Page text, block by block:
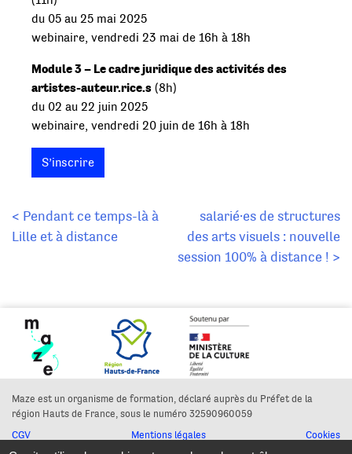
du 05 au 25 mai 2025
webinaire, vendredi 23 mai de 16h à 18h
Module 3 – Le cadre juridique des activités des
artistes-auteur.rice.s (8h)
du 02 au 22 juin 2025
webinaire, vendredi 20 juin de 16h à 18h
S’inscrire
Navigation
de
< Pendant ce temps-là à
Lille et à distance
salarié·es de structures
des arts visuels : nouvelle
session 100% à distance ! >
Maze est un organisme de formation, déclaré auprès du Préfet de la
région Hauts de France, sous le numéro 32590960059
CGV
Mentions légales
Cookies